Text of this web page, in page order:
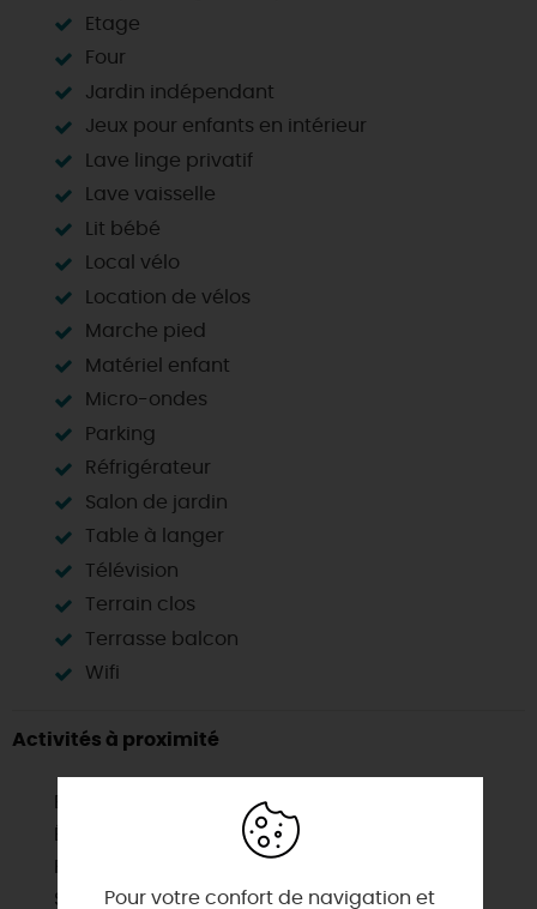
Etage
Four
Jardin indépendant
Jeux pour enfants en intérieur
Lave linge privatif
Lave vaisselle
Lit bébé
Local vélo
Location de vélos
Marche pied
Matériel enfant
Micro-ondes
Parking
Réfrigérateur
Salon de jardin
Table à langer
Télévision
Terrain clos
Terrasse balcon
Wifi
Activités à proximité
Baignade
Équitation
Piscine collective
Sentier de randonnée
Pour votre confort de navigation et